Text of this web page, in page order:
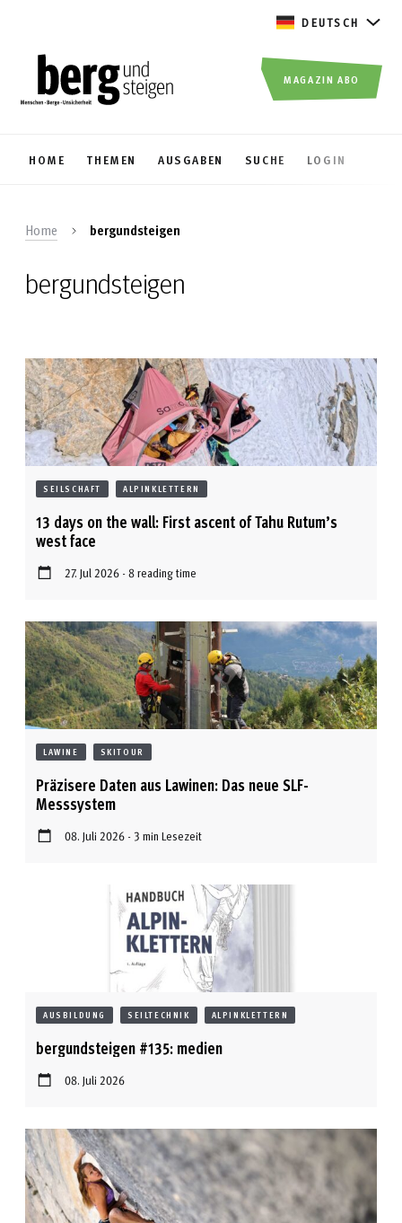
DEUTSCH
HOME THEMEN AUSGABEN SUCHE LOGIN
MAGAZIN ABO
Home bergundsteigen
bergundsteigen
SEILSCHAFT ALPINKLETTERN
13 days on the wall: First ascent of Tahu Rutum’s
west face
27. Jul 2026 - 8 reading time
LAWINE SKITOUR
Präzisere Daten aus Lawinen: Das neue SLF-
Messsystem
08. Juli 2026 - 3 min Lesezeit
AUSBILDUNG SEILTECHNIK ALPINKLETTERN
bergundsteigen #135: medien
08. Juli 2026